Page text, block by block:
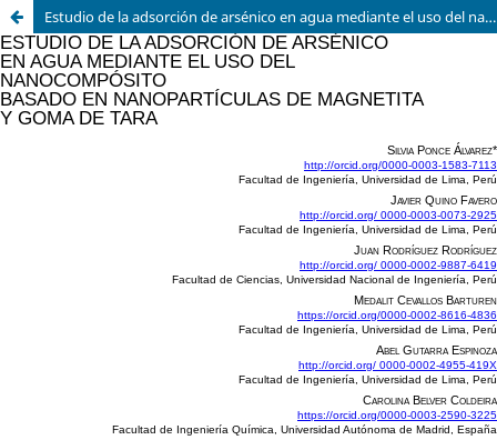
Estudio de la adsorción de arsénico en agua mediante el uso del nanocompósito basado en nanopartículas de magnetita y goma de tara